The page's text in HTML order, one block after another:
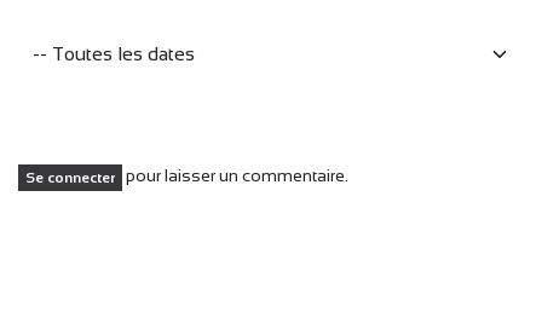
Se connecter pour laisser un commentaire.